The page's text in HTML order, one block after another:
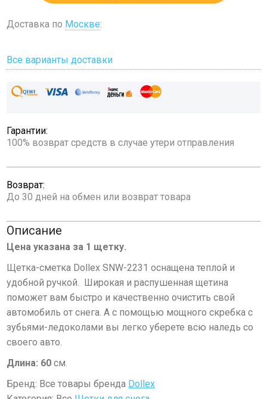
Доставка по Москве:
Все варианты доставки
Гарантии:
100% возврат средств в случае утери отправления
Возврат:
До 30 дней на обмен или возврат товара
Описание
Цена указана за 1 щетку.
Щетка-сметка Dollex SNW-2231 оснащена теплой и
удобной ручкой. Широкая и распушенная щетина
поможет вам быстро и качественно очистить свой
автомобиль от снега. А с помощью мощного скребка с
зубьями-ледоколами вы легко уберете всю наледь со
своего авто.
Длина: 60 см.
Бренд: Все товары бренда Dollex